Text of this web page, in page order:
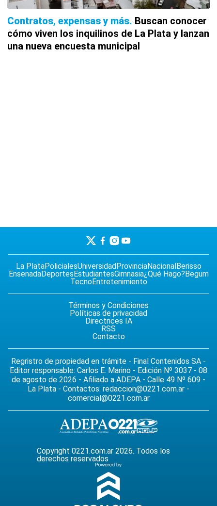
Contratos, expensas y más Buscan conocer
cómo viven los inquilinos de La Plata y lanzan
una nueva encuesta municipal
La PlataPolicialesUniversidadProvinciaNacionalBerisso
EnsenadaDeportesEstudiantesGimnasia¿Qué Hago?Begum
TecnoEntretenimiento
Términos y Condiciones
Políticas de privacidad
Directrices IA
RSS
Contacto
Regristro de propiedad en trámite - Final Contenidos SA -
Editor responsable: Carlos E. Marino - Edición Nº 3037 - 08
de agosto de 2026 - Afiliado a ADEPA - Calle 49 Nº 609 -
La Plata - Contactos: redaccion@0221.com.ar -
comercial@0221.com.ar
Copyright 0221.com.ar 2026. Todos los
derechos reservados